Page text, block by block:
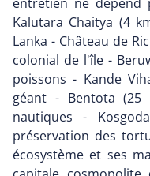
Kalutara Chaitya (4
Lanka - Château de
colonial de l'île -
poissons - Kande
géant - Bentota
nautiques -
préservation des
écosystème et ses